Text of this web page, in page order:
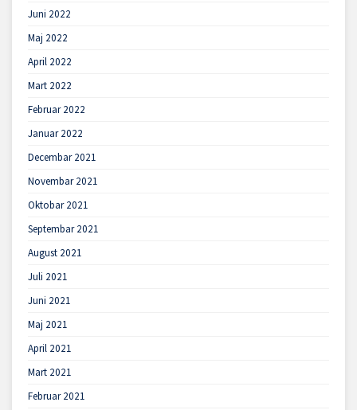
Juni 2022
Maj 2022
April 2022
Mart 2022
Februar 2022
Januar 2022
Decembar 2021
Novembar 2021
Oktobar 2021
Septembar 2021
August 2021
Juli 2021
Juni 2021
Maj 2021
April 2021
Mart 2021
Februar 2021